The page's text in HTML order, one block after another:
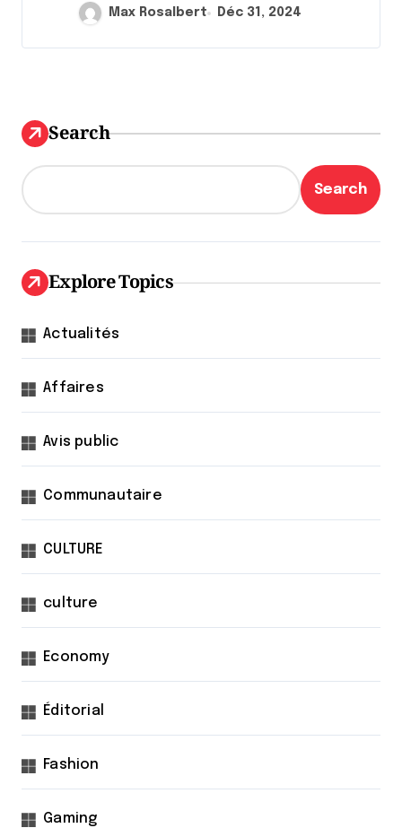
Max Rosalbert Déc 31, 2024
Search
Search
Explore Topics
Actualités
Affaires
Avis public
Communautaire
CULTURE
culture
Economy
Éditorial
Fashion
Gaming